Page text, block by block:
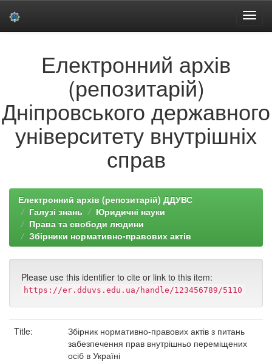
Електронний архів
(репозитарій)
Дніпровського державного
університету внутрішніх
справ
Електронний архів (репозитарій) ДДУВС
Галузі знань
Юридичні науки
Права та свободи людини
Збірники нормативно-правових актів
Please use this identifier to cite or link to this item:
https://er.dduvs.edu.ua/handle/123456789/5110
Title:
Збірник нормативно-правових актів з питань
забезпечення прав внутрішньо переміщених
осіб в Україні